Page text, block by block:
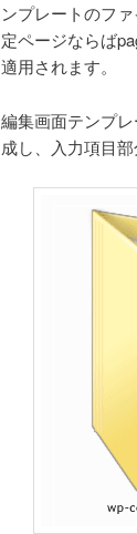
ンプレートのフ
定ページならば
適用されます。
編集画面テンプ
成し、入力項目部